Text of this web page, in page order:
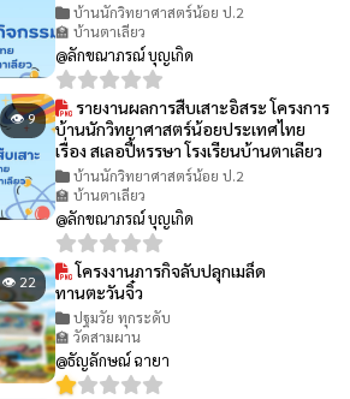
บ้านนักวิทยาศาสตร์น้อย ป.2
🏫 บ้านตาเลียว
@ลักขณาภรณ์ บุญเกิด
👁 9
รายงานผลการสืบเสาะอิสระ โครงการ
บ้านนักวิทยาศาสตร์น้อยประเทศไทย
เรื่อง สเลอปี้หรรษา โรงเรียนบ้านตาเลียว
บ้านนักวิทยาศาสตร์น้อย ป.2
🏫 บ้านตาเลียว
@ลักขณาภรณ์ บุญเกิด
👁 22
โครงงานภารกิจลับปลุกเมล็ด
ทานตะวันจิ๋ว
ปฐมวัย ทุกระดับ
🏫 วัดสามผาน
@ธัญลักษณ์ ฉายา